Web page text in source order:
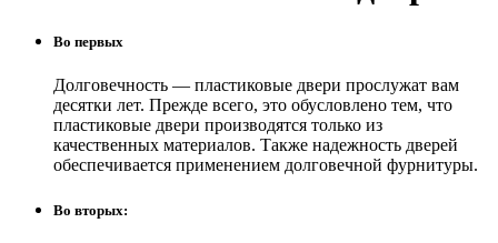
Во первых
Долговечность — пластиковые двери прослужат вам
десятки лет. Прежде всего, это обусловлено тем, что
пластиковые двери производятся только из
качественных материалов. Также надежность дверей
обеспечивается применением долговечной фурнитуры.
Во вторых: